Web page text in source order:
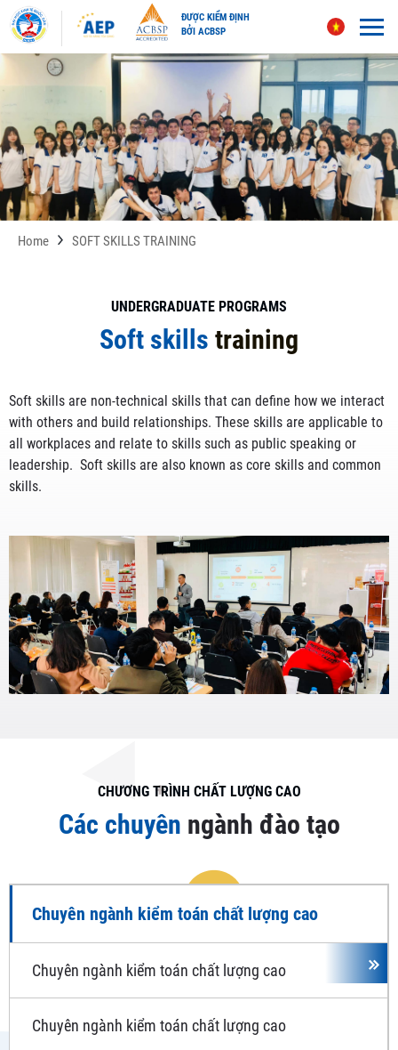
to
ĐƯỢC KIỂM ĐỊNH
BỞI ACBSP
Home SOFT SKILLS TRAINING
UNDERGRADUATE PROGRAMS
Soft skills training
Soft skills are non-technical skills that can define how we interact
with others and build relationships. These skills are applicable to
all workplaces and relate to skills such as public speaking or
leadership. Soft skills are also known as core skills and common
skills.
CHƯƠNG TRÌNH CHẤT LƯỢNG CAO
Các chuyên ngành đào tạo
Chuyên ngành kiểm toán chất lượng cao
Chuyên ngành kiểm toán chất lượng cao
Chuyên ngành kiểm toán chất lượng cao